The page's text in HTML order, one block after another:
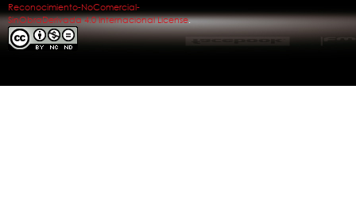
Reconocimiento-NoComercial-
SinObraDerivada 4.0 Internacional License.